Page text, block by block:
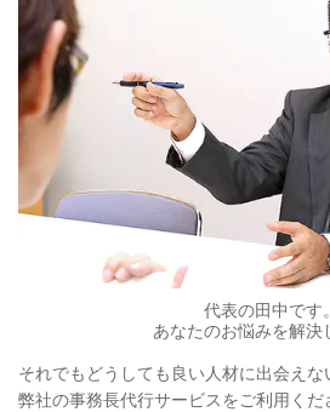
代表の田中です。
あなたのお悩みを解決
それでもどうしても良い人材に出会えな
弊社の事務長代行サービスをご利用くだ